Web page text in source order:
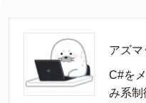
アズマ
C#を
み系制